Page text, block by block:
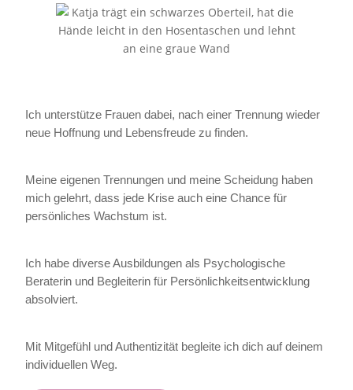
Ich unterstütze Frauen dabei, nach einer Trennung wieder
neue Hoffnung und Lebensfreude zu finden.
Meine eigenen Trennungen und meine Scheidung haben
mich gelehrt, dass jede Krise auch eine Chance für
persönliches Wachstum ist.
Ich habe diverse Ausbildungen als Psychologische
Beraterin und Begleiterin für Persönlichkeitsentwicklung
absolviert.
Mit Mitgefühl und Authentizität begleite ich dich auf deinem
individuellen Weg.